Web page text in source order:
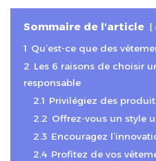
Sommaire de l'article
1 Qu’est-ce que des
2 Les 6 raisons de choisir
responsable
2.1 Privilégiez des
2.2 Offrez-vous un style
2.3 Encouragez
2.4 Profitez de vos